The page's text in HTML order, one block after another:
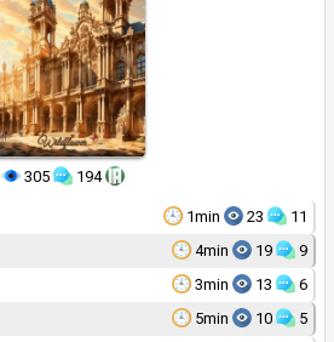
305 194
1min 23 11
4min
19 9
3min
13 6
5min
10 5